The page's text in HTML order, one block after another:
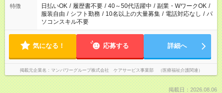
特徴 日払いOK / 履歴書不要 / 40～50代活躍中 / 副業・WワークOK /
服装自由 / シフト勤務 / 10名以上の大量募集 / 電話対応なし / パ
ソコンスキル不要
気になる！ 応募する 詳細へ
掲載元企業名 マンパワーグループ株式会社 ケアサービス事業部 （医療福祉介護関連）
掲載日：2026.08.06